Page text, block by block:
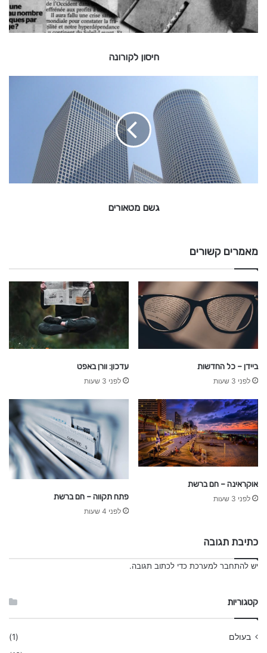
ק
ר
חיסון לקורונה
י
גשם מטאורים
מאמרים קשורים
ביידן – כל החדשות
לפני 3 שעות
עדכון: וורן באפט
לפני 3 שעות
אוקראינה – חם ברשת
לפני 3 שעות פתח תקווה – חם ברשת
לפני 4 שעות
כתיבת תגובה
יש להתחבר למערכת כדי לכתוב תגובה.
קטגוריות
בעולם
(1)